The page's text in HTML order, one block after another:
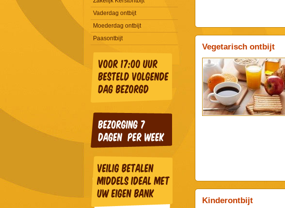
Vegetarisch ontbijt
Kinderontbijt
Vaderdag ontbijt
Moederdag ontbijt
Paasontbijt